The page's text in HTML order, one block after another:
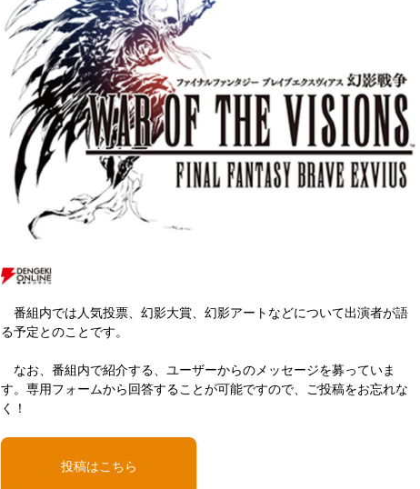
番組内では人気投票、幻影大賞、幻影アートなどについて出演者が語
る予定とのことです。
なお、番組内で紹介する、ユーザーからのメッセージを募っていま
す。専用フォームから回答することが可能ですので、ご投稿をお忘れな
く！
投稿はこちら